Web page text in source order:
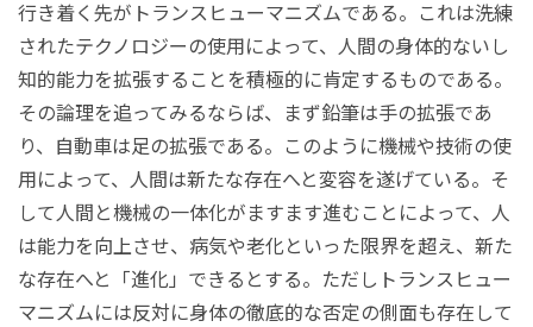
行き着く先がトランスヒューマニズムである。これは洗練
されたテクノロジーの使用によって、人間の身体的ないし
知的能力を拡張することを積極的に肯定するものである。
その論理を追ってみるならば、まず鉛筆は手の拡張であ
り、自動車は足の拡張である。このように機械や技術の使
用によって、人間は新たな存在へと変容を遂げている。そ
して人間と機械の一体化がますます進むことによって、人
は能力を向上させ、病気や老化といった限界を超え、新た
な存在へと「進化」できるとする。ただしトランスヒュー
マニズムには反対に身体の徹底的な否定の側面も存在して